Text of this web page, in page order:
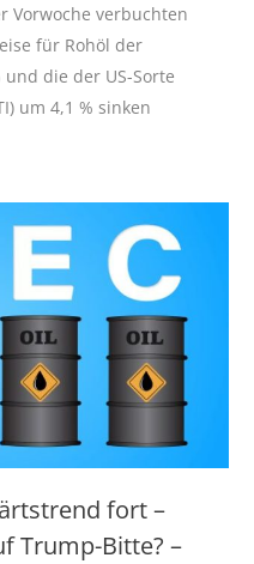
Vorwoche verbuchten
für Rohöl der
die der US-Sorte
um 4,1 % sinken
fort –
Trump-Bitte? –